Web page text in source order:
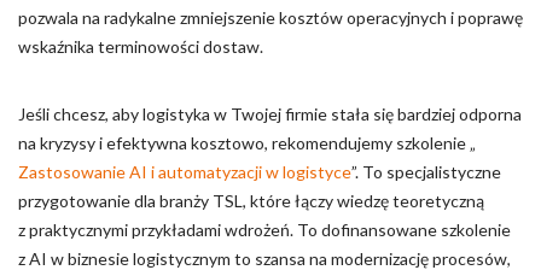
pozwala na radykalne zmniejszenie kosztów operacyjnych i poprawę
wskaźnika terminowości dostaw.
Jeśli chcesz, aby logistyka w Twojej firmie stała się bardziej odporna
na kryzysy i efektywna kosztowo, rekomendujemy szkolenie „
Zastosowanie AI i automatyzacji w logistyce”. To specjalistyczne
przygotowanie dla branży TSL, które łączy wiedzę teoretyczną
z praktycznymi przykładami wdrożeń. To dofinansowane szkolenie
z AI w biznesie logistycznym to szansa na modernizację procesów,